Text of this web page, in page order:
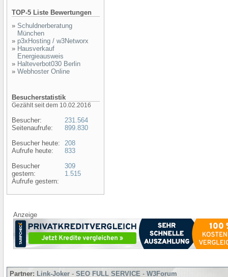
TOP-5 Liste Bewertungen
» Schuldnerberatung
München
» p3xHosting / w3Networx
» Hausverkauf
Energieausweis
» Halteverbot030 Berlin
» Webhoster Online
Besucherstatistik
Gezählt seit dem 10.02.2016
Besucher:
Seitenaufrufe:
Besucher heute:
Aufrufe heute:
Besucher
gestern:
Aufrufe gestern:
231.564
899.830
208
833
309
1.515
Anzeige
Partner: Link-Joker - SEO FULL SERVICE - W3Forum